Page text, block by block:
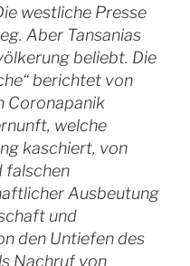
westliche Presse
Aber Tansanias
beliebt. Die
berichtet von
Coronapanik
welche
kaschiert, von
falschen
Ausbeutung
und
den Untiefen des
Nachruf von